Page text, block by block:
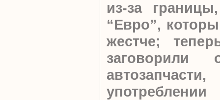
из-за
“Евро”,
жестче;
употреблении